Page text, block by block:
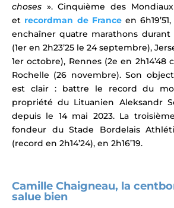
choses ».Cinquième des
et recordman de Franceen
enchaîner quatre marathons durant
(1er en 2h23’25 le 24 septembre),
1er octobre), Rennes (2e en
Rochelle (26 novembre). Son
est clair : battre le record du
propriété du Lituanien Aleksandr
depuis le 14 mai 2023. La
fondeur du Stade Bordelais
(record en 2h14’24), en 2h16’19.
Camille Chaigneau, la
salue bien